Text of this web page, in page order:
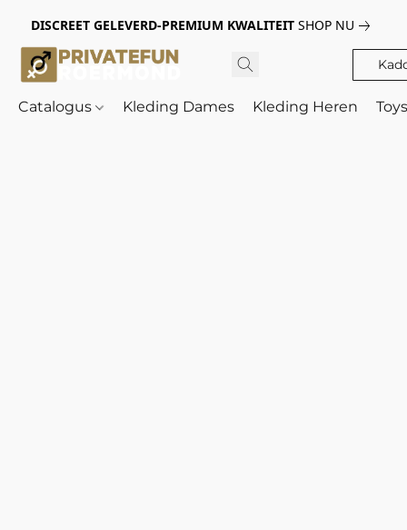
DISCREET GELEVERD-PREMIUM KWALITEIT SHOP NU
Catalogus Kleding Dames Kleding Heren